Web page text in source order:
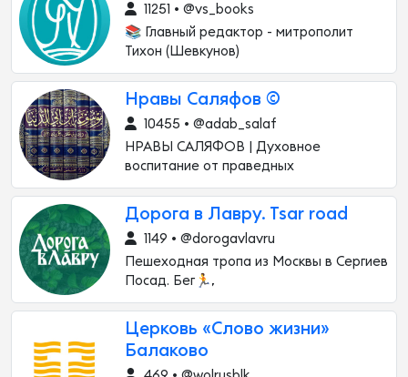
11251 • @vs_books
📚 Главный редактор - митрополит
Тихон (Шевкунов)
Нравы Саляфов ©
10455 • @adab_salaf
НРАВЫ САЛЯФОВ | Духовное
воспитание от праведных
Дорога в Лавру. Tsar road
1149 • @dorogavlavru
Пешеходная тропа из Москвы в Сергиев
Посад. Бег🏃,
Церковь «Слово жизни»
Балаково